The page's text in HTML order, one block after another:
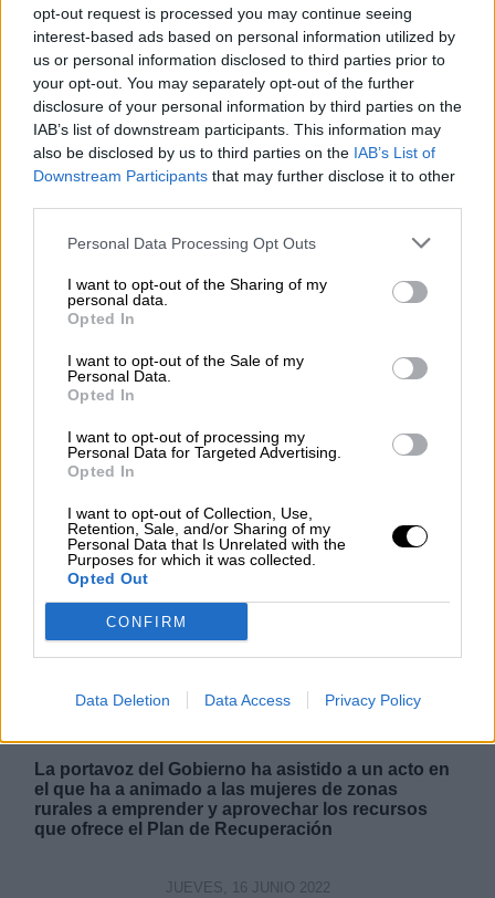
opt-out request is processed you may continue seeing
interest-based ads based on personal information utilized by
us or personal information disclosed to third parties prior to
your opt-out. You may separately opt-out of the further
disclosure of your personal information by third parties on the
IAB’s list of downstream participants. This information may
also be disclosed by us to third parties on the IAB’s List of
Downstream Participants that may further disclose it to other
Personal Data Processing Opt Outs
I want to opt-out of the Sharing of my
personal data.
Opted In
I want to opt-out of the Sale of my
Personal Data.
Opted In
I want to opt-out of processing my
Personal Data for Targeted Advertising.
Opted In
I want to opt-out of Collection, Use,
Retention, Sale, and/or Sharing of my
Personal Data that Is Unrelated with the
Purposes for which it was collected.
Opted Out
CONFIRM
Data Deletion Data Access Privacy Policy
El Conflicto de Oriente Medio:
Un Nuevo Orden Autoritario
en Construcción
Por Álvaro Frutos Rosado y Gabinete
Geopolítica de Crisis
Reconquista leonesa
Clara Campoamor: Mi sueño,
mi pesadilla
María Pérez Herrero
NOTICIAS MAS VISTAS
LABERINTO ESPAÑOL | LABERINTO ESPAÑOL
Isabel Rodríguez con las mujeres de
las zonas rurales
La portavoz del Gobierno ha asistido a un acto en
el que ha a animado a las mujeres de zonas
rurales a emprender y aprovechar los recursos
que ofrece el Plan de Recuperación
JUEVES, 16 JUNIO 2022